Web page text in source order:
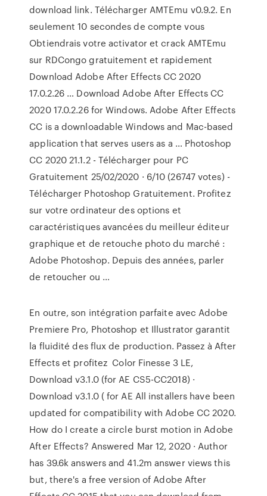
download link. Télécharger AMTEmu v0.9.2. En
seulement 10 secondes de compte vous
Obtiendrais votre activator et crack AMTEmu
sur RDCongo gratuitement et rapidement
Download Adobe After Effects CC 2020
17.0.2.26 … Download Adobe After Effects CC
2020 17.0.2.26 for Windows. Adobe After Effects
CC is a downloadable Windows and Mac-based
application that serves users as a … Photoshop
CC 2020 21.1.2 - Télécharger pour PC
Gratuitement 25/02/2020 · 6/10 (26747 votes) -
Télécharger Photoshop Gratuitement. Profitez
sur votre ordinateur des options et
caractéristiques avancées du meilleur éditeur
graphique et de retouche photo du marché :
Adobe Photoshop. Depuis des années, parler
de retoucher ou …
En outre, son intégration parfaite avec Adobe
Premiere Pro, Photoshop et Illustrator garantit
la fluidité des flux de production. Passez à After
Effects et profitez Color Finesse 3 LE,
Download v3.1.0 (for AE CS5-CC2018) ·
Download v3.1.0 ( for AE All installers have been
updated for compatibility with Adobe CC 2020.
How do I create a circle burst motion in Adobe
After Effects? Answered Mar 12, 2020 · Author
has 39.6k answers and 41.2m answer views this
but, there's a free version of Adobe After